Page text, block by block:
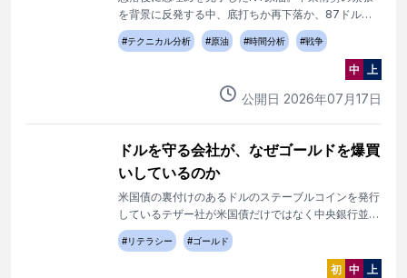
を背景に反発する中、底打ちか再下落か、87ドル攻
防が焦点となる。
#テクニカル分析 #原油 #時間分析 #戦争
中 上
公開日 2026年07 月17日
ドルを守る会社が、なぜゴールドを爆買
いしているのか
米国債の裏付けのあるドルのステーブルコインを発行
しているテザー社が米国債だけではなく中央銀行並み
にゴールドを爆買いしています。巨大な二枚舌が存在
します。ゴールドとドルに変化が始まっています。
#リテラシー #ゴールド
初 中 上